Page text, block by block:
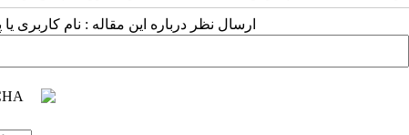
ارسال نظر درباره این مقاله : نام کاربری